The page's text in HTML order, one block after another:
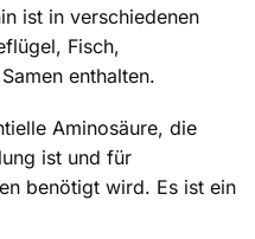
ist in verschiedenen
Fisch,
enthalten.
Aminosäure, die
ist und für
benötigt wird. Es ist ein